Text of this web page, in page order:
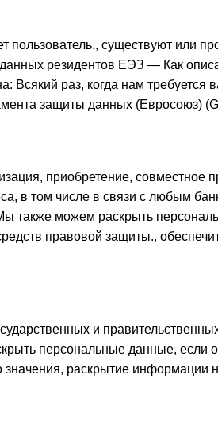
пользователь., существуют или
резидентов ЕЭЗ — Как
раз, когда нам требуется
защиты данных (Евросоюз)
приобретение, совместное
в том числе в связи с любым
также можем раскрыть
правовой защиты.,
и
персональные данные, если
раскрытие информации